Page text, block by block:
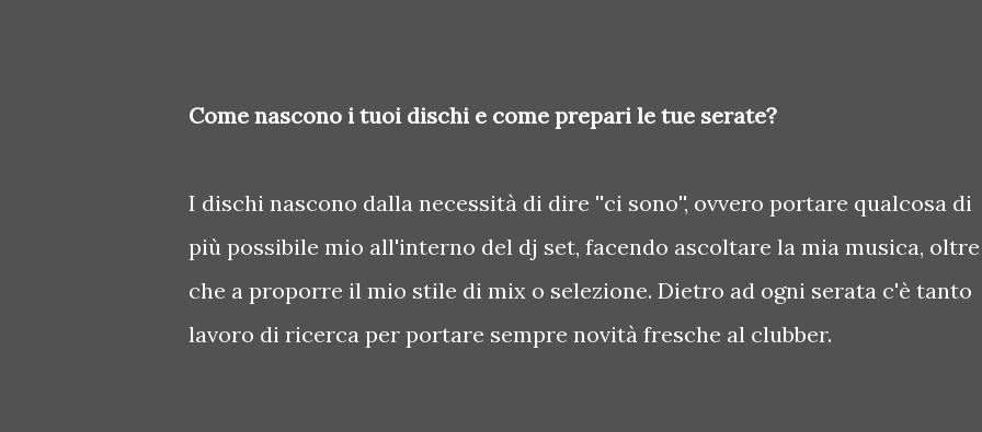
Come nascono i tuoi dischi e come prepari le tue serate?
I dischi nascono dalla necessità di dire ''ci sono'', ovvero portare qualcosa di
più possibile mio all'interno del dj set, facendo ascoltare la mia musica, oltre
che a proporre il mio stile di mix o selezione. Dietro ad ogni serata c'è tanto
lavoro di ricerca per portare sempre novità fresche al clubber.